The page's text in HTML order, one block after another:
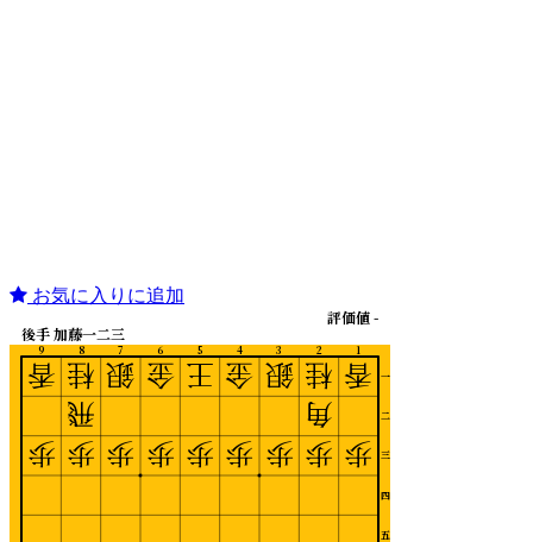
お気に入りに追加
1
2
3
4
5
6
7
8
9
一
二
三
四
五
後手 加藤一二三
評価値 -
香
歩
桂
角
歩
銀
歩
金
歩
王
歩
金
歩
銀
歩
桂
飛
歩
香
歩